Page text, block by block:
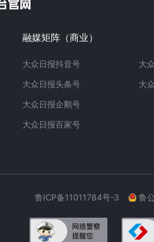
融媒矩阵（商业）
大众日报抖音号
大众日报头条号
大众日报企鹅号
大众日报百家号
大
大
鲁ICP备11011784号-3 鲁